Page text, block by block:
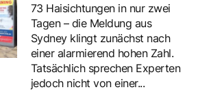
73 Haisichtungen in nur zwei
Tagen – die Meldung aus
Sydney klingt zunächst nach
einer alarmierend hohen Zahl.
Tatsächlich sprechen Experten
jedoch nicht von einer...